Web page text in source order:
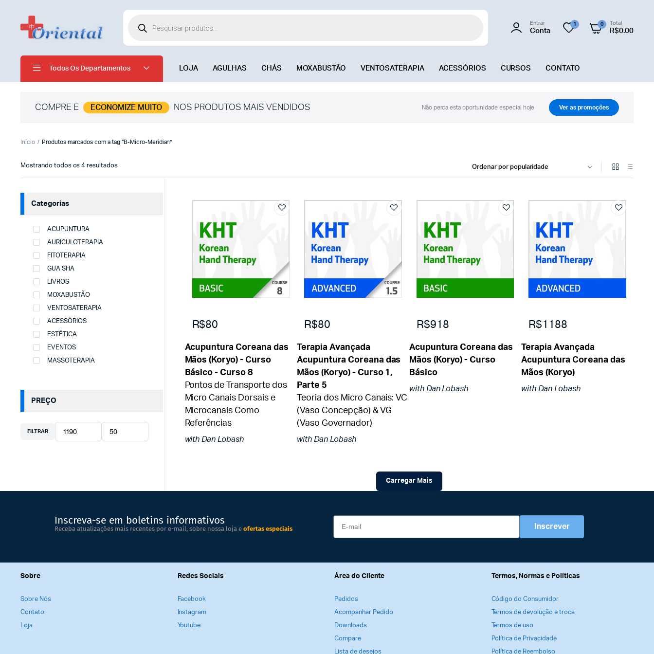
Entrar
Conta
1 0 Total
R$0.00
Todos Os Departamentos LOJA AGULHAS CHÁS MOXABUSTÃO VENTOSATERAPIA ACESSÓRIOS CURSOS CONTATO
COMPRE E ECONOMIZE MUITO NOS PRODUTOS MAIS VENDIDOS Não perca esta oportunidade especial hoje Ver as promoções
Início Produtos marcados com a tag “B-Micro-Meridian”
Mostrando todos os 4 resultados
R$80
Acupuntura Coreana das
Mãos (Koryo) - Curso
Básico - Curso 8
Pontos de Transporte dos
Micro Canais Dorsais e
Microcanais Como
Referências
with Dan Lobash
R$80
Terapia Avançada
Acupuntura Coreana das
Mãos (Koryo) - Curso 1,
Parte 5
Teoria dos Micro Canais: VC
(Vaso Concepção) & VG
(Vaso Governador)
with Dan Lobash
R$918
Acupuntura Coreana das
Mãos (Koryo) - Curso
Básico
with Dan Lobash
R$1188
Terapia Avançada
Acupuntura Coreana das
Mãos (Koryo)
with Dan Lobash
Carregar Mais
Categorias
ACUPUNTURA
AURICULOTERAPIA
FITOTERAPIA
GUA SHA
LIVROS
MOXABUSTÃO
VENTOSATERAPIA
ACESSÓRIOS
ESTÉTICA
EVENTOS
MASSOTERAPIA
PREÇO
FILTRAR
Inscreva-se em boletins informativos
Receba atualizações mais recentes por e-mail, sobre nossa loja e ofertas especiais Inscrever
Sobre
Sobre Nós
Contato
Loja
Redes Sociais
Facebook
Instagram
Youtube
Área do Cliente
Pedidos
Acompanhar Pedido
Downloads
Compare
Lista de desejos
Termos, Normas e Politicas
Código do Consumidor
Termos de devolução e troca
Termos de uso
Política de Privacidade
Política de Reembolso